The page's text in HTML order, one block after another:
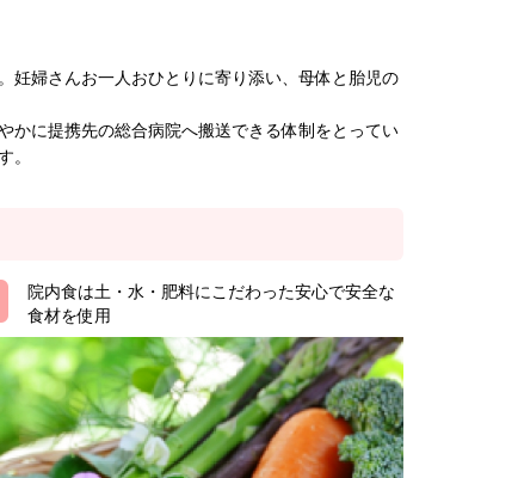
妊婦さんお一人おひとりに寄り添い、母体と胎児の
かに提携先の総合病院へ搬送できる体制をとってい
。
院内食は土・水・肥料にこだわった安心で安全な
食材を使用